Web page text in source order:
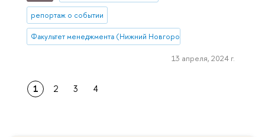
репортаж о событии
Факультет менеджмента (Нижний Новгород)
13 апреля, 2024 г.
1 2 3 4